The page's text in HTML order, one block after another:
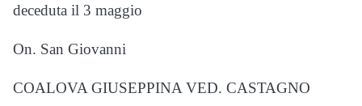
deceduta il 3 maggio
On. San Giovanni
COALOVA GIUSEPPINA VED. CASTAGNO